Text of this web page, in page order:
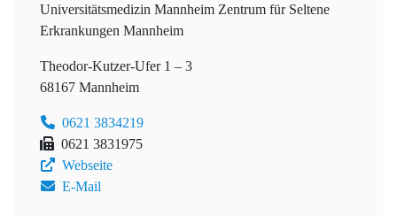
Universitätsmedizin Mannheim Zentrum für Seltene
Erkrankungen Mannheim
Theodor-Kutzer-Ufer 1 – 3
68167 Mannheim
0621 3834219
0621 3831975
Webseite
E-Mail